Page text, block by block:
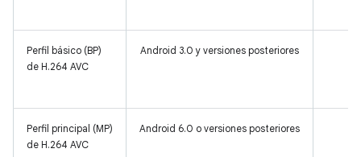
Perfil básico (BP)
de H.264 AVC
Android 3.0 y versiones posteriores
Perfil principal (MP)
de H.264 AVC
Android 6.0 o versiones posteriores